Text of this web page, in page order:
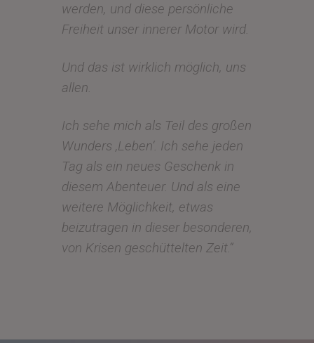
werden, und diese persönliche
Freiheit unser innerer Motor wird.
Und das ist wirklich möglich, uns
allen.
Ich sehe mich als Teil des großen
Wunders ‚Leben‘. Ich sehe jeden
Tag als ein neues Geschenk in
diesem Abenteuer. Und als eine
weitere Möglichkeit, etwas
beizutragen in dieser besonderen,
von Krisen geschüttelten Zeit.“